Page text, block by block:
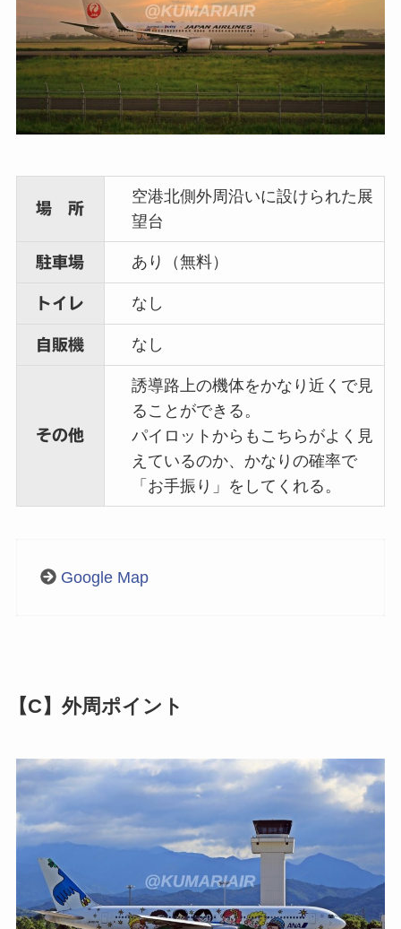
場 所
空港北側外周沿いに設けられた展
望台
駐車場 あり（無料）
トイレ なし
自販機 なし
その他
誘導路上の機体をかなり近くで見
ることができる。
パイロットからもこちらがよく見
えているのか、かなりの確率で
「お手振り」をしてくれる。
Google Map
【C】外周ポイント